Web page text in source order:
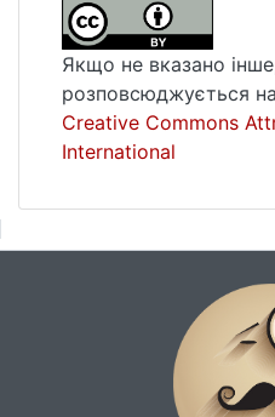
Якщо не вказано
розповсюджується на
Creative Commons
International